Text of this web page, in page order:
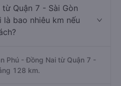
Quận 7 - Sài Gòn
bao nhiêu km nếu
Phú - Đồng Nai từ Quận 7 -
128 km.